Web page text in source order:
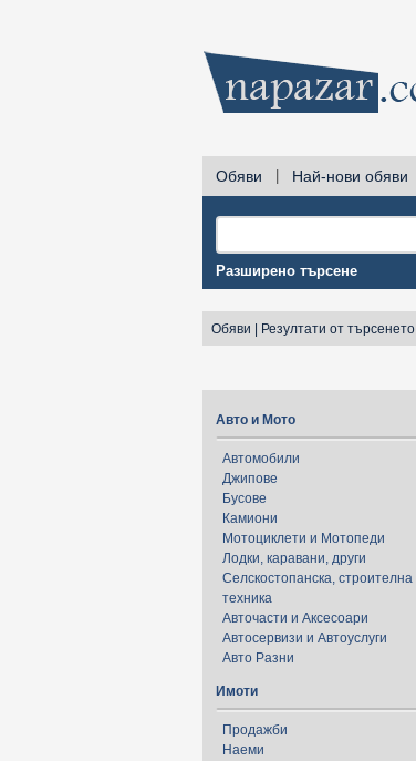
Обяви Най-нови обяви
Разширено търсене
Обяви Резултати от търсенето
Авто и Мото
Автомобили
Джипове
Бусове
Камиони
Мотоциклети и Мотопеди
Лодки, каравани, други
Селскостопанска, строителна
техника
Авточасти и Аксесоари
Автосервизи и Автоуслуги
Авто Разни
Имоти
Продажби
Наеми